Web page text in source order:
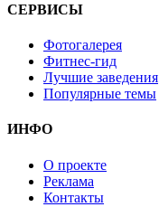
СЕРВИСЫ
Фотогалерея
Фитнес-гид
Лучшие заведения
Популярные темы
ИНФО
О проекте
Реклама
Контакты